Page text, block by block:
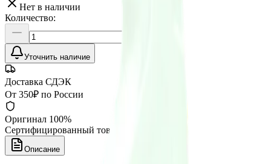
Нет в наличии
Количество:
Уточнить наличие
Доставка СДЭК
От 350₽ по России
Оригинал 100%
Сертифицированный товар
Описание